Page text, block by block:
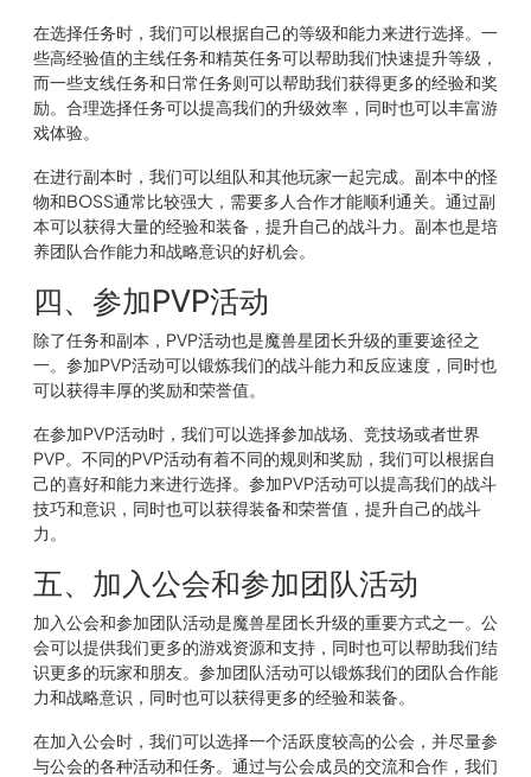
在选择任务时，我们可以根据自己的等级和能力来进行选择。一
些高经验值的主线任务和精英任务可以帮助我们快速提升等级，
而一些支线任务和日常任务则可以帮助我们获得更多的经验和奖
励。合理选择任务可以提高我们的升级效率，同时也可以丰富游
戏体验。
在进行副本时，我们可以组队和其他玩家一起完成。副本中的怪
物和BOSS通常比较强大，需要多人合作才能顺利通关。通过副
本可以获得大量的经验和装备，提升自己的战斗力。副本也是培
养团队合作能力和战略意识的好机会。
四、参加PVP活动
除了任务和副本，PVP活动也是魔兽星团长升级的重要途径之
一。参加PVP活动可以锻炼我们的战斗能力和反应速度，同时也
可以获得丰厚的奖励和荣誉值。
在参加PVP活动时，我们可以选择参加战场、竞技场或者世界
PVP。不同的PVP活动有着不同的规则和奖励，我们可以根据自
己的喜好和能力来进行选择。参加PVP活动可以提高我们的战斗
技巧和意识，同时也可以获得装备和荣誉值，提升自己的战斗
力。
五、加入公会和参加团队活动
加入公会和参加团队活动是魔兽星团长升级的重要方式之一。公
会可以提供我们更多的游戏资源和支持，同时也可以帮助我们结
识更多的玩家和朋友。参加团队活动可以锻炼我们的团队合作能
力和战略意识，同时也可以获得更多的经验和装备。
在加入公会时，我们可以选择一个活跃度较高的公会，并尽量参
与公会的各种活动和任务。通过与公会成员的交流和合作，我们